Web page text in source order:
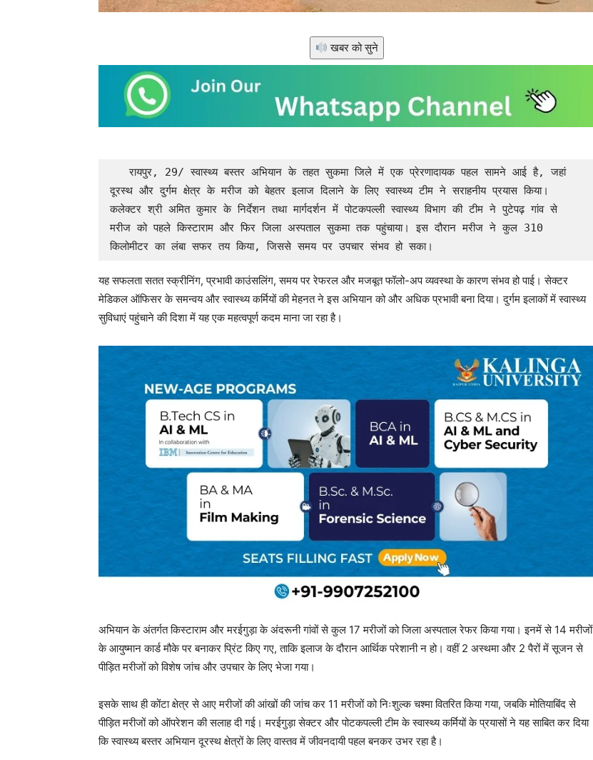
खबर को सुने
   रायपुर, 29/ स्वास्थ्य बस्तर अभियान के तहत सुकमा जिले में एक प्रेरणादायक पहल सामने आई है, जहां
दूरस्थ और दुर्गम क्षेत्र के मरीज को बेहतर इलाज दिलाने के लिए स्वास्थ्य टीम ने सराहनीय प्रयास किया।
कलेक्टर श्री अमित कुमार के निर्देशन तथा मार्गदर्शन में पोटकपल्ली स्वास्थ्य विभाग की टीम ने पुटेपढ़ गांव से
मरीज को पहले किस्टाराम और फिर जिला अस्पताल सुकमा तक पहुंचाया। इस दौरान मरीज ने कुल 310
किलोमीटर का लंबा सफर तय किया, जिससे समय पर उपचार संभव हो सका।
यह सफलता सतत स्क्रीनिंग, प्रभावी काउंसलिंग, समय पर रेफरल और मजबूत फॉलो-अप व्यवस्था के कारण संभव हो पाई। सेक्टर
मेडिकल ऑफिसर के समन्वय और स्वास्थ्य कर्मियों की मेहनत ने इस अभियान को और अधिक प्रभावी बना दिया। दुर्गम इलाकों में स्वास्थ्य
सुविधाएं पहुंचाने की दिशा में यह एक महत्वपूर्ण कदम माना जा रहा है।
अभियान के अंतर्गत किस्टाराम और मरईगुड़ा के अंदरूनी गांवों से कुल 17 मरीजों को जिला अस्पताल रेफर किया गया। इनमें से 14 मरीजों
के आयुष्मान कार्ड मौके पर बनाकर प्रिंट किए गए, ताकि इलाज के दौरान आर्थिक परेशानी न हो। वहीं 2 अस्थमा और 2 पैरों में सूजन से
पीड़ित मरीजों को विशेष जांच और उपचार के लिए भेजा गया।
इसके साथ ही कोंटा क्षेत्र से आए मरीजों की आंखों की जांच कर 11 मरीजों को निःशुल्क चश्मा वितरित किया गया, जबकि मोतियाबिंद से
पीड़ित मरीजों को ऑपरेशन की सलाह दी गई। मरईगुड़ा सेक्टर और पोटकपल्ली टीम के स्वास्थ्य कर्मियों के प्रयासों ने यह साबित कर दिया
कि स्वास्थ्य बस्तर अभियान दूरस्थ क्षेत्रों के लिए वास्तव में जीवनदायी पहल बनकर उभर रहा है।